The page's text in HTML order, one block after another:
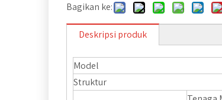
Bagikan ke:
Deskripsi produk
Model
Struktur